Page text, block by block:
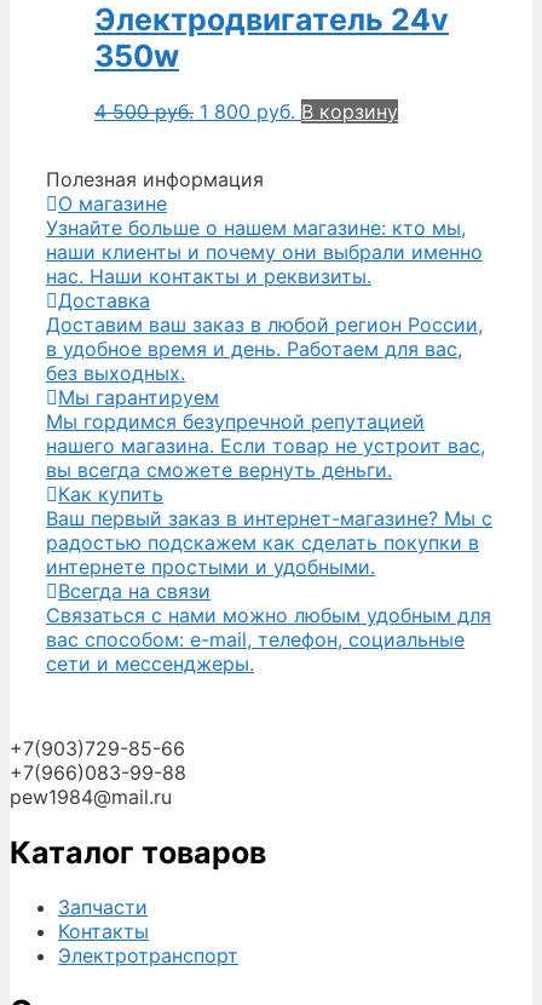
Электродвигатель 24v
350w
4 500руб. 1 800 руб. В корзину
Полезная информация
О магазине
Узнайте больше о нашем магазине: кто мы,
наши клиенты и почему они выбрали именно
нас. Наши контакты и реквизиты.
Доставка
Доставим ваш заказ в любой регион России,
в удобное время и день. Работаем для вас,
без выходных.
Мы гарантируем
Мы гордимся безупречной репутацией
нашего магазина. Если товар не устроит вас,
вы всегда сможете вернуть деньги.
Как купить
Ваш первый заказ в интернет-магазине? Мы с
радостью подскажем как сделать покупки в
интернете простыми и удобными.
Всегда на связи
Связаться с нами можно любым удобным для
вас способом: e-mail, телефон, социальные
сети и мессенджеры.
+7(903)729-85-66
+7(966)083-99-88
pew1984@mail.ru
Каталог товаров
Запчасти
Контакты
Электротранспорт